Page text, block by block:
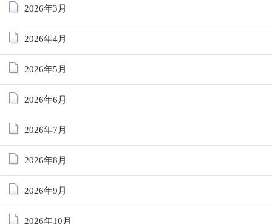
2026年3月
2026年4月
2026年5月
2026年6月
2026年7月
2026年8月
2026年9月
2026年10月